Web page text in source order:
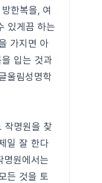
한복을, 여
있게끔 하는
가지면 아
입는 것과
울림성명학
작명원을 찾
일 잘 한다
명원에서는
든 것을 토